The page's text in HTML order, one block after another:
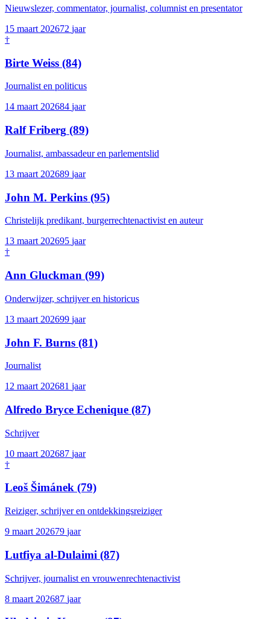
Nieuwslezer, commentator, journalist, columnist en presentator
15 maart 202672 jaar
†
Birte Weiss (84)
Journalist en politicus
14 maart 202684 jaar
Ralf Friberg (89)
Journalist, ambassadeur en parlementslid
13 maart 202689 jaar
John M. Perkins (95)
Christelijk predikant, burgerrechtenactivist en auteur
13 maart 202695 jaar
†
Ann Gluckman (99)
Onderwijzer, schrijver en historicus
13 maart 202699 jaar
John F. Burns (81)
Journalist
12 maart 202681 jaar
Alfredo Bryce Echenique (87)
Schrijver
10 maart 202687 jaar
†
Leoš Šimánek (79)
Reiziger, schrijver en ontdekkingsreiziger
9 maart 202679 jaar
Lutfiya al-Dulaimi (87)
Schrijver, journalist en vrouwenrechtenactivist
8 maart 202687 jaar